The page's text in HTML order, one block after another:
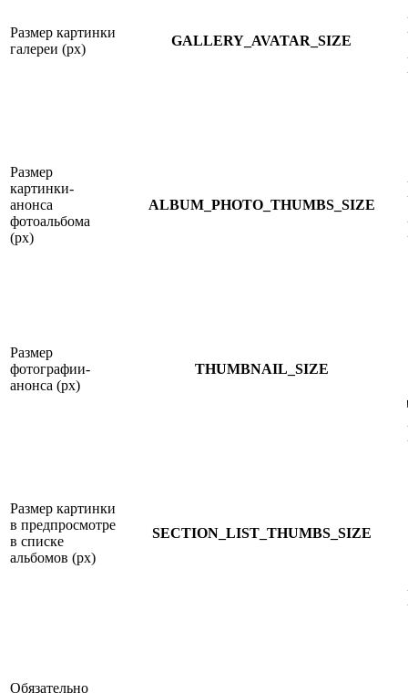
Размер картинки
галереи (px)
GALLERY_AVATAR_SIZE
Размер
картинки-
анонса
фотоальбома
(px)
ALBUM_PHOTO_THUMBS_SIZE
Размер
фотографии-
анонса (px)
THUMBNAIL_SIZE
Размер картинки
в предпросмотре
в списке
альбомов (px)
SECTION_LIST_THUMBS_SIZE
Обязательно